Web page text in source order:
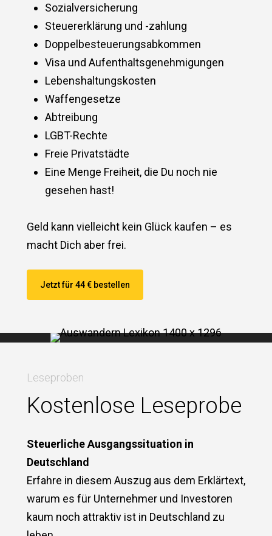
Sozialversicherung
Steuererklärung und -zahlung
Doppelbesteuerungsabkommen
Visa und Aufenthaltsgenehmigungen
Lebenshaltungskosten
Waffengesetze
Abtreibung
LGBT-Rechte
Freie Privatstädte
Eine Menge Freiheit, die Du noch nie
gesehen hast!
Geld kann vielleicht kein Glück kaufen – es
macht Dich aber frei.
Jetzt für 44 € bestellen
Leseproben
Kostenlose Leseprobe
Steuerliche Ausgangssituation in
Deutschland
Erfahre in diesem Auszug aus dem Erklärtext,
warum es für Unternehmer und Investoren
kaum noch attraktiv ist in Deutschland zu